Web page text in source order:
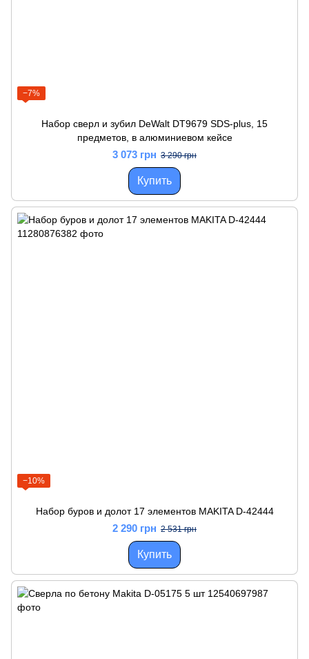
−7%
Набор сверл и зубил DeWalt DT9679 SDS-plus, 15
предметов, в алюминиевом кейсе
3 073 грн 3 290 грн
Купить
−10%
Набор буров и долот 17 элементов MAKITA D-42444
2 290 грн 2 531 грн
Купить